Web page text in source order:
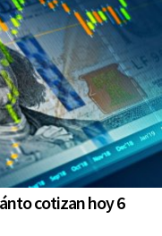
cotizan hoy 6